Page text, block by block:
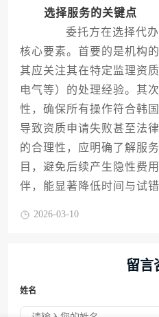
选择服务的关键点
委托方在选择代办
核心要素。首要的是机构
其应关注其在特定监理资
电气等）的处理经验。其
性，确保所有操作符合韩
导致资质申请失败甚至法
的合理性，应明确了解服
目，避免后续产生隐性费
伴，能显著降低时间与试
2026-03-10
留言
姓名